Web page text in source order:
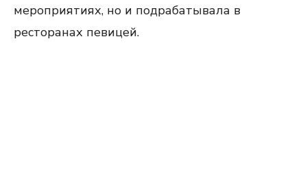
мероприятиях, но и подрабатывала в
ресторанах певицей.